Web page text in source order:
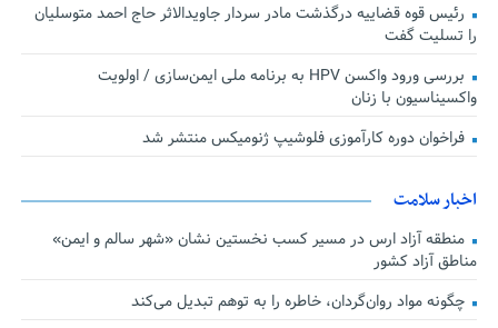
رئیس قوه قضاییه درگذشت مادر سردار جاویدالاثر حاج احمد متوسلیان
را تسلیت گفت
بررسی ورود واکسن HPV به برنامه ملی ایمن‌سازی / اولویت
واکسیناسیون با زنان
فراخوان دوره کارآموزی فلوشیپ ژنومیکس منتشر شد
اخبار سلامت
منطقه آزاد ارس در مسیر کسب نخستین نشان «شهر سالم و ایمن»
مناطق آزاد کشور
چگونه مواد روان‌گردان، خاطره را به توهم تبدیل می‌کند